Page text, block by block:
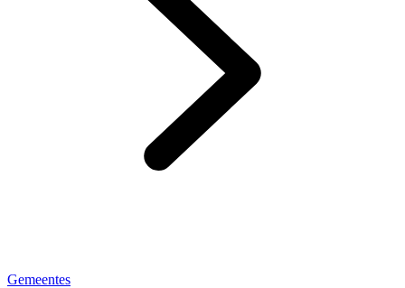
Gemeentes